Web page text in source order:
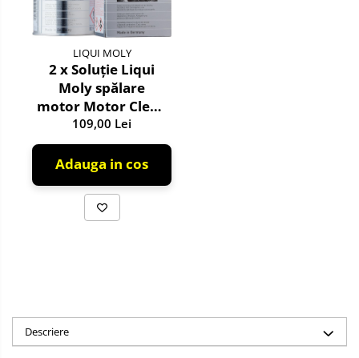
LIQUI MOLY
2 x Soluţie Liqui
Moly spălare
motor Motor Clean
500 ml
109,00 Lei
Adauga in cos
Descriere